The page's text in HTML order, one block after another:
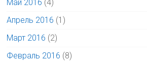
Май 2016 (4)
Апрель 2016 (1)
Март 2016 (2)
Февраль 2016 (8)